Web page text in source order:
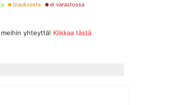
tilauksesta ei varastossa
yhteyttä! Klikkaa tästä